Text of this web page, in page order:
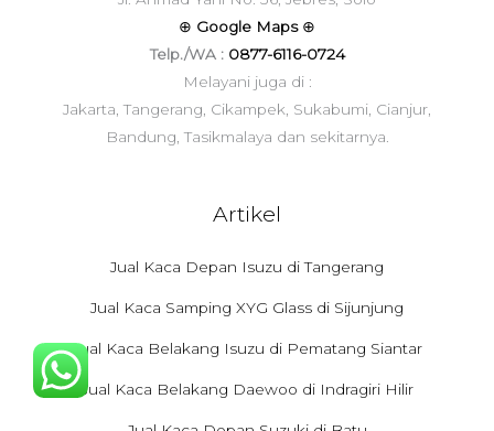
⊕ Google Maps ⊕
Telp./WA : 0877-6116-0724
Melayani juga di :
Jakarta, Tangerang, Cikampek, Sukabumi, Cianjur,
Bandung, Tasikmalaya dan sekitarnya.
Artikel
Jual Kaca Depan Isuzu di Tangerang
Jual Kaca Samping XYG Glass di Sijunjung
Jual Kaca Belakang Isuzu di Pematang Siantar
Jual Kaca Belakang Daewoo di Indragiri Hilir